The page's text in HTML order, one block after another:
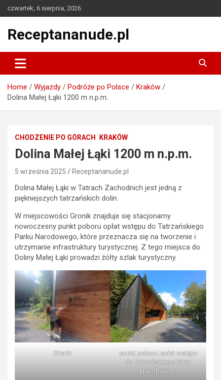
to
czwartek, 6 sierpnia, 2026
Receptananude.pl
Home Wyjazdy Podróże po Polsce
Kraków
Dolina Małej Łąki 1200 m n.p.m.
CHODZENIE PO GÓRACH KRAKÓW
Dolina Małej Łąki 1200 m n.p.m.
5 września 2025 Receptananude.pl
Dolina Małej Łąki w Tatrach Zachodnich jest jedną z
piękniejszych tatrzańskich dolin.
W miejscowości Gronik znajduje się stacjonarny
nowoczesny punkt poboru opłat wstępu do Tatrzańskiego
Parku Narodowego, które przeznacza się na tworzenie i
utrzymanie infrastruktury turystycznej. Z tego miejsca do
Doliny Małej Łąki prowadzi żółty szlak turystyczny.
Gronik
punkt poboru opłat wstępu
do Tatrzańskiego Parku
Narodowego